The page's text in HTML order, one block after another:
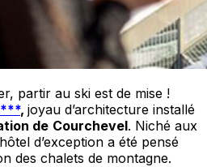
partir au ski est de mise !
, joyau d’architecture installé
de Courchevel. Niché aux
d’exception a été pensé
des chalets de montagne.